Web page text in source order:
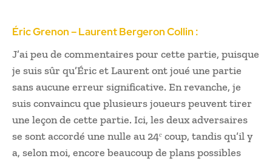
Éric Grenon – Laurent Bergeron Collin :
J’ai peu de commentaires pour cette partie, puisque
je suis sûr qu’Éric et Laurent ont joué une partie
sans aucune erreur significative. En revanche, je
suis convaincu que plusieurs joueurs peuvent tirer
une leçon de cette partie. Ici, les deux adversaires
se sont accordé une nulle au 24ᵉ coup, tandis qu’il y
a, selon moi, encore beaucoup de plans possibles